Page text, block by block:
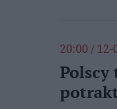
20:00 / 12-